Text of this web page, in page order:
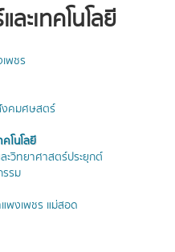
ะเทคโนโลยี
พชร
งคมศษสตร์
โนโลยี
ะวิทยาศาสตร์ประยุกต์
รรม
พงเพชร แม่สอด